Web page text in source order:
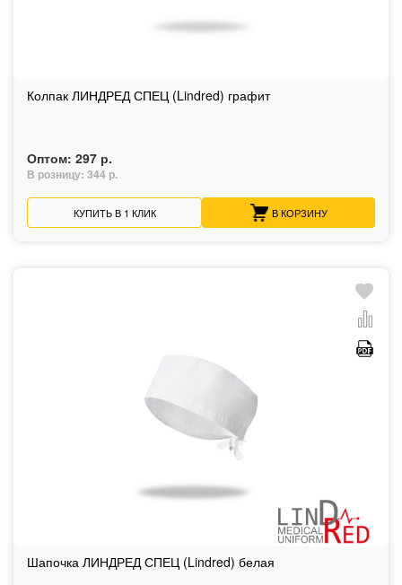
Колпак ЛИНДРЕД СПЕЦ (Lindred) графит
Оптом: 297 р.
В розницу: 344 р.
КУПИТЬ В 1 КЛИК В КОРЗИНУ
Шапочка ЛИНДРЕД СПЕЦ (Lindred) белая